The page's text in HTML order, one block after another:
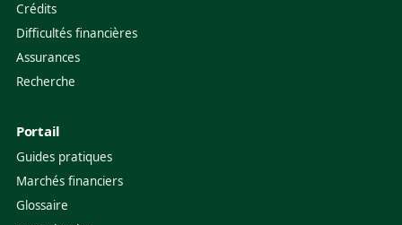
Crédits
Difficultés financières
Assurances
Recherche
Portail
Guides pratiques
Marchés financiers
Glossaire